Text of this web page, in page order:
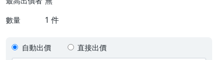
數量 1 件
自動出價 直接出價